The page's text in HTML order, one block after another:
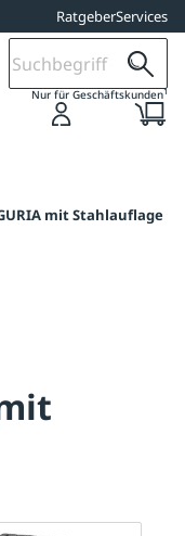
RatgeberServices
Nur für Geschäftskunden1
mit Stahlauflage